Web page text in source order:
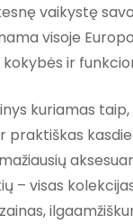
vaikystę
visoje
kokybės ir
kuriamas
praktiškas
– visas